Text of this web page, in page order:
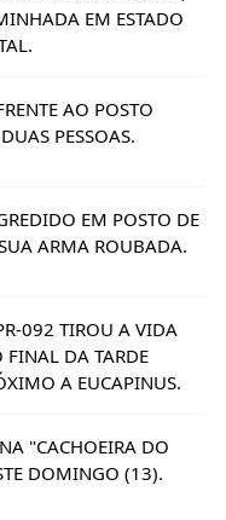
EM ESTADO
AO POSTO
PESSOAS.
EM POSTO DE
ARMA ROUBADA.
092 TIROU A VIDA
FINAL DA TARDE
A EUCAPINUS.
"CACHOEIRA DO
DOMINGO (13).